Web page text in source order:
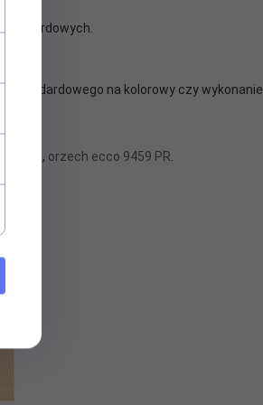
standardowego na kolorowy czy wykonanie
PS , orzech ecco 9459 PR.